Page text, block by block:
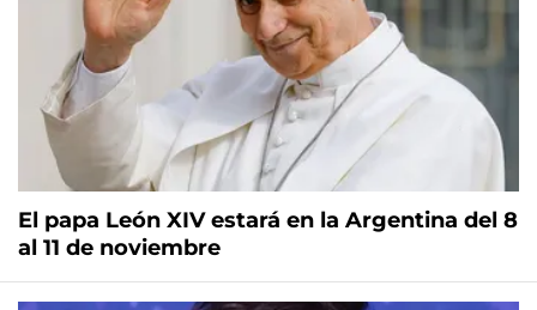
El papa León XIV estará en la Argentina del 8
al 11 de noviembre